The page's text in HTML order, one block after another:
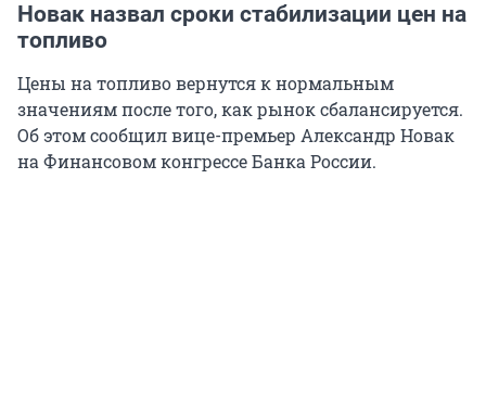
Новак назвал сроки стабилизации цен на
топливо
Цены на топливо вернутся к нормальным
значениям после того, как рынок сбалансируется.
Об этом сообщил вице-премьер Александр Новак
на Финансовом конгрессе Банка России.